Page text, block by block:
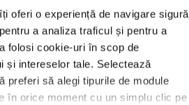
oferi o experiență de navigare sigură
a analiza traficul și pentru a
folosi cookie-uri în scop de
și intereselor tale. Selectează
preferi să alegi tipurile de module
în orice moment cu un simplu clic pe